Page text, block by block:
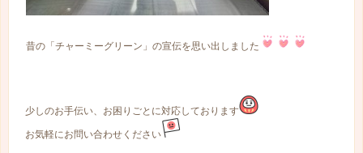
昔の「チャーミーグリーン」の宣伝を思い出しました
少しのお手伝い、お困りごとに対応しております
お気軽にお問い合わせください